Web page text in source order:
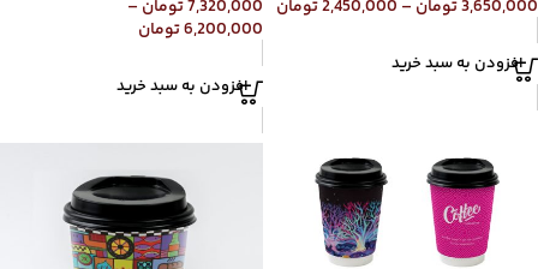
3,650,000تومان –
2,450,000تومان
افزودن به سبد خرید
7,320,000تومان –
6,200,000تومان
افزودن به سبد خرید